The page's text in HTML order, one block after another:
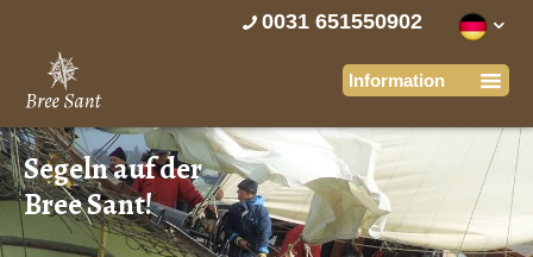
0031 651550902
Segeln auf der
Bree Sant!